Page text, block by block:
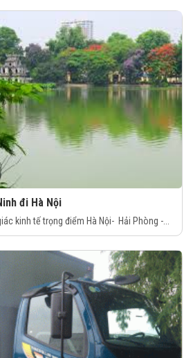
đi Hà Nội
kinh tế trọng điểm Hà Nội- Hải Phòng -...